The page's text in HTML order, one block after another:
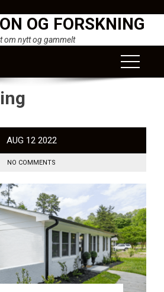
OG FORSKNING
om nytt og gammelt
AUG 12 2022
NO COMMENTS